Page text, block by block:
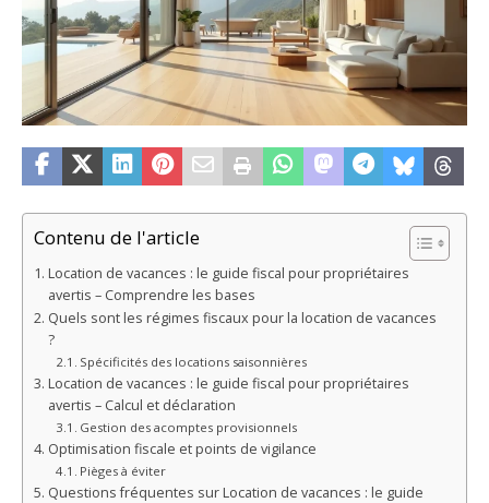
Contenu de l'article
Location de vacances : le guide fiscal pour propriétaires
avertis – Comprendre les bases
Quels sont les régimes fiscaux pour la location de vacances
?
Spécificités des locations saisonnières
Location de vacances : le guide fiscal pour propriétaires
avertis – Calcul et déclaration
Gestion des acomptes provisionnels
Optimisation fiscale et points de vigilance
Pièges à éviter
Questions fréquentes sur Location de vacances : le guide